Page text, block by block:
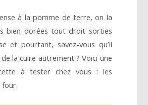
à la pomme de terre, on la
bien dorées tout droit sorties
et pourtant, savez-vous qu’il
la cuire autrement ? Voici une
à tester chez vous : les